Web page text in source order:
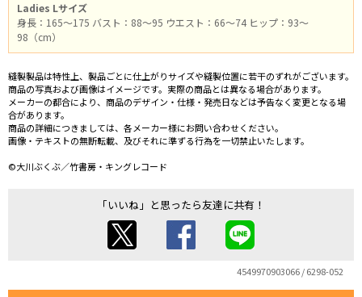
Ladies Lサイズ
身長：165～175 バスト：88～95 ウエスト：66～74 ヒップ：93～
98（cm）
縫製製品は特性上、製品ごとに仕上がりサイズや縫製位置に若干のずれがございます。
商品の写真および画像はイメージです。実際の商品とは異なる場合があります。
メーカーの都合により、商品のデザイン・仕様・発売日などは予告なく変更となる場
合があります。
商品の詳細につきましては、各メーカー様にお問い合わせください。
画像・テキストの無断転載、及びそれに準ずる行為を一切禁止いたします。
©大川ぶくぶ／竹書房・キングレコード
「いいね」と思ったら友達に共有！
4549970903066 / 6298-052